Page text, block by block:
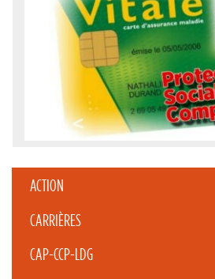
ACTION
CARRIÈRES
CAP-CCP-LDG